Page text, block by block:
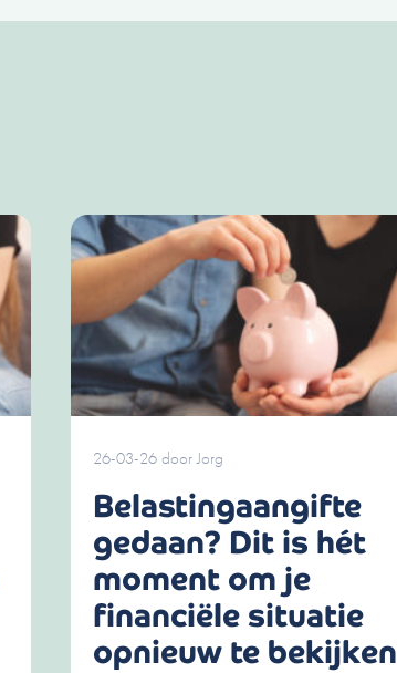
26-03-26 doorJorg
Belastingaangifte
gedaan? Dit is hét
moment om je
financiële situatie
opnieuw te bekijken